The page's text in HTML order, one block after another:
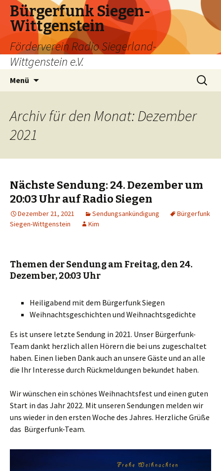
Bürgerfunk Siegen-
Wittgenstein
Förderverein Radio Siegerland-
Wittgenstein e.V.
Menü
Suche
nach:
Archiv für den Monat: Dezember
2021
Nächste Sendung: 24. Dezember um
20:03 Uhr auf Radio Siegen
Dezember 21, 2021 Sendungsankündigung
Bürgerfunk
Siegen-Wittgenstein
Kim
Themen der Sendung am Freitag, den 24.
Dezember, 20:03 Uhr
Heiligabend mit dem Bürgerfunk Siegen
Weihnachtsgeschichten und Weihnachtsgedichte
Es ist unsere letzte Sendung in 2021. Unser Bürgerfunk-
Team dankt herzlich allen Hörern die bei uns zugeschaltet
haben. Einen lieben Dank auch an unsere Gäste und an alle
die Ihr Interesse durch Rückmeldungen bekundet haben.
Wir wünschen ein schönes Weihnachtsfest und einen guten
Start in das Jahr 2022. Mit unseren Sendungen melden wir
uns wieder in den ersten Woche des Jahres. Herzliche Grüße
das Bürgerfunk-Team.